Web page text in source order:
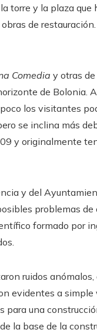
torre y la plaza
de restauración.
Comedia y otras
de Bolonia.
los visitantes
se inclina más
y originalmente
y del
problemas
formado por
ruidos
evidentes a
una
la base de la